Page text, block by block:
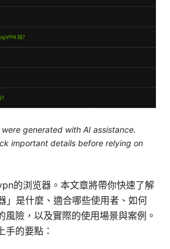
generated with AI assistance.
important details before relying on
的浏览器。本文章將帶你快速了解
」是什麼、適合哪些使用者、如何
風險，以及實際的使用場景與案例。
手的要點：